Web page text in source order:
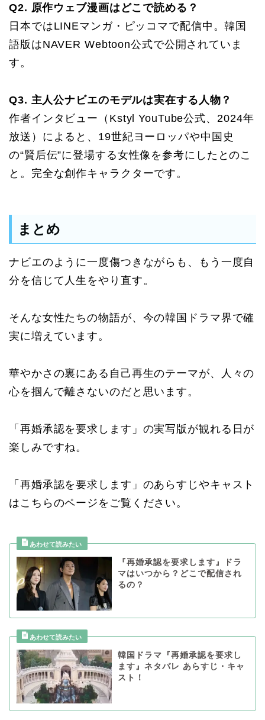
Q2. 原作ウェブ漫画はどこで読める？
日本ではLINEマンガ・ピッコマで配信中。韓国
語版はNAVER Webtoon公式で公開されていま
す。
Q3. 主人公ナビエのモデルは実在する人物？
作者インタビュー（Kstyl YouTube公式、2024年
放送）によると、19世紀ヨーロッパや中国史
の“賢后伝”に登場する女性像を参考にしたとのこ
と。完全な創作キャラクターです。
まとめ
ナビエのように一度傷つきながらも、もう一度自
分を信じて人生をやり直す。
そんな女性たちの物語が、今の韓国ドラマ界で確
実に増えています。
華やかさの裏にある自己再生のテーマが、人々の
心を掴んで離さないのだと思います。
「再婚承認を要求します」の実写版が観れる日が
楽しみですね。
「再婚承認を要求します」のあらすじやキャスト
はこちらのページをご覧ください。
『再婚承認を要求します』ドラ
マはいつから？どこで配信され
るの？
韓国ドラマ『再婚承認を要求し
ます』ネタバレ あらすじ・キャ
スト！